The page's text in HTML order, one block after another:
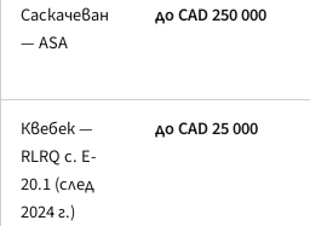
Саскачеван
— ASA
до CAD 250 000
Квебек —
RLRQ c. E-
20.1 (след
2024 г.)
до CAD 25 000